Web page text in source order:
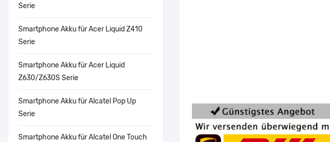
Serie
Smartphone Akku für Acer Liquid Z410
Serie
Smartphone Akku für Acer Liquid
Z630/Z630S Serie
Smartphone Akku für Alcatel Pop Up
Serie
Smartphone Akku für Alcatel One Touch